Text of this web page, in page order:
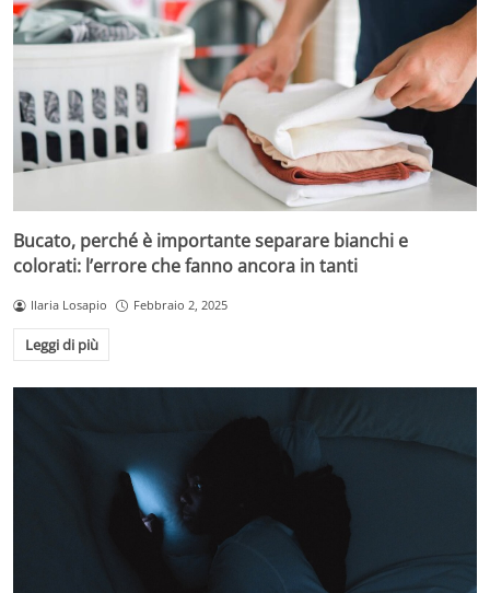
Bucato, perché è importante separare bianchi e
colorati: l’errore che fanno ancora in tanti
Ilaria Losapio Febbraio 2, 2025
Leggi di più